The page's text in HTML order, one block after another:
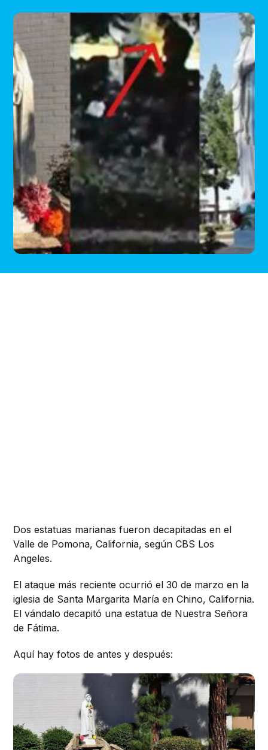
Dos estatuas marianas fueron decapitadas en el
Valle de Pomona, California, según CBS Los
Angeles.
El ataque más reciente ocurrió el 30 de marzo en la
iglesia de Santa Margarita María en Chino, California.
El vándalo decapitó una estatua de Nuestra Señora
de Fátima.
Aquí hay fotos de antes y después: